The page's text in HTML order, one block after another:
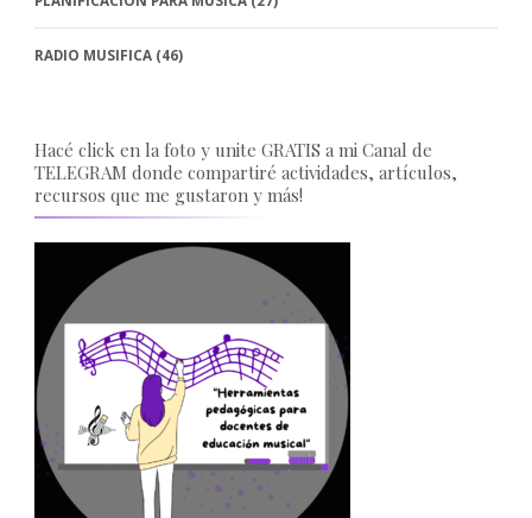
RADIO MUSIFICA (46)
Hacé click en la foto y unite GRATIS a mi Canal de
TELEGRAM donde compartiré actividades, artículos,
recursos que me gustaron y más!